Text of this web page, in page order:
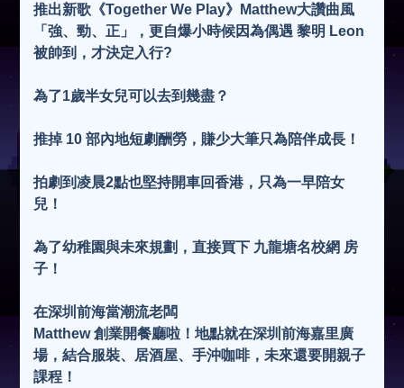
推出新歌《Together We Play》Matthew大讚曲風
「強、勁、正」，更自爆小時候因為偶遇 黎明 Leon
被帥到，才決定入行?
為了1歲半女兒可以去到幾盡？
推掉 10 部內地短劇酬勞，賺少大筆只為陪伴成長！
拍劇到凌晨2點也堅持開車回香港，只為一早陪女
兒！
為了幼稚園與未來規劃，直接買下 九龍塘名校網 房
子！
在深圳前海當潮流老闆
Matthew 創業開餐廳啦！地點就在深圳前海嘉里廣
場，結合服裝、居酒屋、手沖咖啡，未來還要開親子
課程！